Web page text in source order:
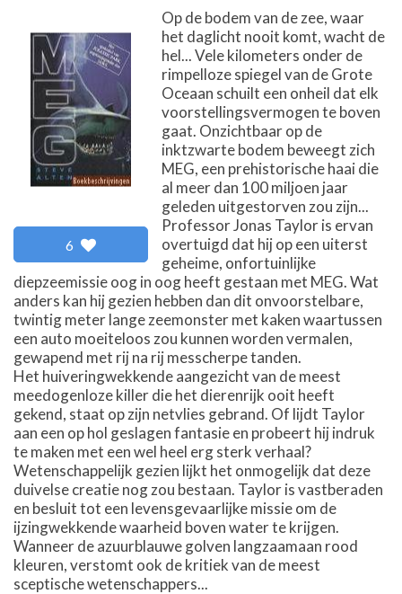
6
Op de bodem van de zee, waar
het daglicht nooit komt, wacht de
hel... Vele kilometers onder de
rimpelloze spiegel van de Grote
Oceaan schuilt een onheil dat elk
voorstellingsvermogen te boven
gaat. Onzichtbaar op de
inktzwarte bodem beweegt zich
MEG, een prehistorische haai die
al meer dan 100 miljoen jaar
geleden uitgestorven zou zijn...
Professor Jonas Taylor is ervan
overtuigd dat hij op een uiterst
geheime, onfortuinlijke
diepzeemissie oog in oog heeft gestaan met MEG. Wat
anders kan hij gezien hebben dan dit onvoorstelbare,
twintig meter lange zeemonster met kaken waartussen
een auto moeiteloos zou kunnen worden vermalen,
gewapend met rij na rij messcherpe tanden.
Het huiveringwekkende aangezicht van de meest
meedogenloze killer die het dierenrijk ooit heeft
gekend, staat op zijn netvlies gebrand. Of lijdt Taylor
aan een op hol geslagen fantasie en probeert hij indruk
te maken met een wel heel erg sterk verhaal?
Wetenschappelijk gezien lijkt het onmogelijk dat deze
duivelse creatie nog zou bestaan. Taylor is vastberaden
en besluit tot een levensgevaarlijke missie om de
ijzingwekkende waarheid boven water te krijgen.
Wanneer de azuurblauwe golven langzaamaan rood
kleuren, verstomt ook de kritiek van de meest
sceptische wetenschappers...